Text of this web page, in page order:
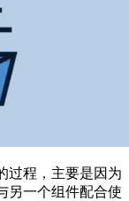
过程，主要是因为
另一个组件配合使